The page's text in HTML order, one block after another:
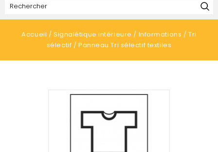
Accueil Signalétique intérieure Informations
Tri
sélectif
Panneau Tri sélectif textiles